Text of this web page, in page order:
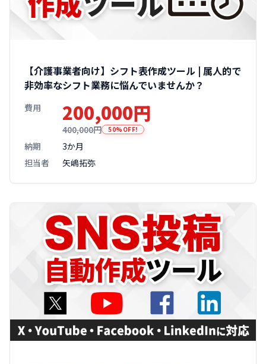
【介護事業者向け】シフト表作成ツール | 属人的で
非効率なシフト業務に悩んでいませんか？
費用 200,000円
400,000円 50%OFF!
納期
3か月
担当者
矢嶋拓弥